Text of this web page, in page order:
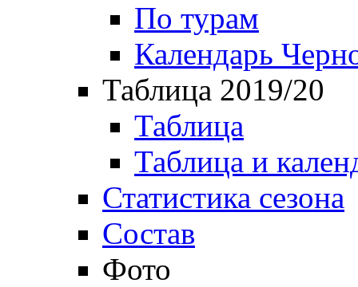
По турам
Календарь
Таблица 2019/20
Таблица
Таблица и
Статистика сезона
Состав
Фото